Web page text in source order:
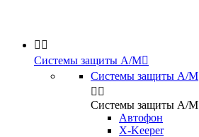
 
Системы защиты А/М
Системы защиты А/М
 
Системы защиты А/М
Автофон
X-Keeper